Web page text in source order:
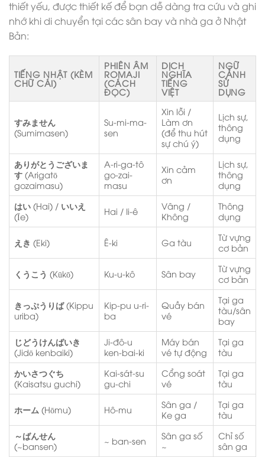
thiết yếu, được thiết kế để bạn dễ dàng tra cứu và ghi
nhớ khi di chuyển tại các sân bay và nhà ga ở Nhật
Bản:
TIẾNG NHẬT (KÈM
CHỮ CÁI)
PHIÊN ÂM
ROMAJI
(CÁCH
ĐỌC)
DỊCH
NGHĨA
TIẾNG
VIỆT
NGỮ
CẢNH
SỬ
DỤNG
すみません
(Sumimasen)
Su-mi-ma-
sen
Xin lỗi /
Làm ơn
(để thu hút
sự chú ý)
Lịch sự,
thông
dụng
ありがとうございま
す (Arigatō
gozaimasu)
A-ri-ga-tô
go-zai-
masu
Xin cảm
ơn
Lịch sự,
thông
dụng
はい (Hai) / いいえ
(Īe)
Hai / Ii-ê
Vâng /
Không
Thông
dụng
えき (Eki) Ê-ki Ga tàu
Từ vựng
cơ bản
くうこう (Kūkō) Ku-u-kô Sân bay
Từ vựng
cơ bản
きっぷうりば(Kippu
uriba)
Kip-pu u-ri-
ba
Quầy bán
vé
Tại ga
tàu/sân
bay
じどうけんばいき
(Jidō kenbaiki)
Ji-đô-u
ken-bai-ki
Máy bán
vé tự động
Tại ga
tàu
かいさつぐち
(Kaisatsu guchi)
Kai-sát-su
gu-chi
Cổng soát
vé
Tại ga
tàu
ホーム (Hōmu) Hô-mu
Sân ga /
Ke ga
Tại ga
tàu
～ばんせん
(~bansen)
~ ban-sen
Sân ga số
~
Chỉ số
sân ga